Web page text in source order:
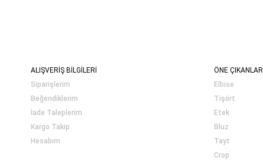
ALIŞVERİŞ BİLGİLERİ
Siparişlerim
Beğendiklerim
İade Taleplerim
Kargo Takip
Hesabım
ÖNE ÇIKANLAR
Elbise
Tişört
Etek
Bluz
Tayt
Crop